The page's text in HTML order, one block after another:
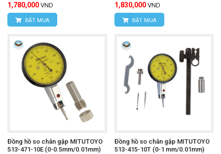
1,780,000 VND
ĐẶT MUA
1,830,000 VND
ĐẶT MUA
Đồng hồ so chân gập MITUTOYO
513-471-10E (0-0.5mm/0.01mm)
Đồng hồ so chân gập MITUTOYO
513-415-10T (0-1 mm/0.01mm)